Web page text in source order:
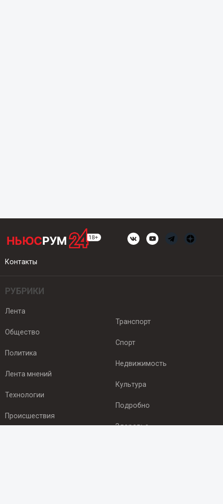
Контакты
РУБРИКИ
Лента
Общество
Политика
Лента мнений
Технологии
Происшествия
Транспорт
Спорт
Недвижимость
Культура
Подробно
Здоровье